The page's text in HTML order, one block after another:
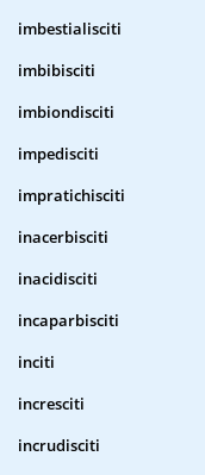
imbestialisciti
imbibisciti
imbiondisciti
impedisciti
impratichisciti
inacerbisciti
inacidisciti
incaparbisciti
inciti
incresciti
incrudisciti